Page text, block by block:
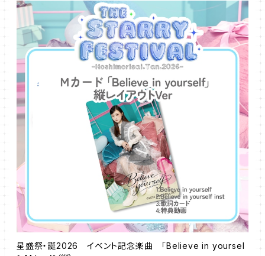
星盛祭・誕2026 イベント記念楽曲 「Believe in yoursel